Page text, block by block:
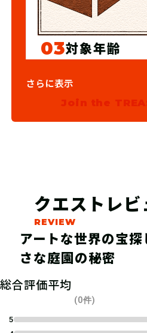
03対象年齢
12歳以上
041.キットを購
宝探しSHOPなら
くよ！ 筆記用具や
さらに表示
Join the
クエストレビ
アートな世界の宝
さな庭園の秘密
総合評価平均
(0件)
5